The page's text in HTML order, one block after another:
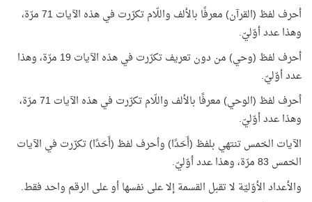
أحرف لفظ (القرآن) معرفًا بالألف واللّام تكرّرت في هذه الآيات 71 مرّة،
وهذا عدد أوّليّ.
أحرف لفظ (وحي) من دون تعريف تكرّرت في هذه الآيات 19 مرّة، وهذا
عدد أوّليّ.
أحرف لفظ (الوحي) معرفًا بالألف واللّام تكرّرت في هذه الآيات 71 مرّة،
وهذا عدد أوّليّ.
الآيات الخمس تنتهي بلفظ (أَحَدًا) وأحرف لفظ (أَحَدًا) تكرّرت في الآيات
الخمس 83 مرّة، وهذا عدد أوّليّ.
والأعداد الأوّليّة لا تقبل القسمة إلا على نفسها أو على الرقم واحد فقط.